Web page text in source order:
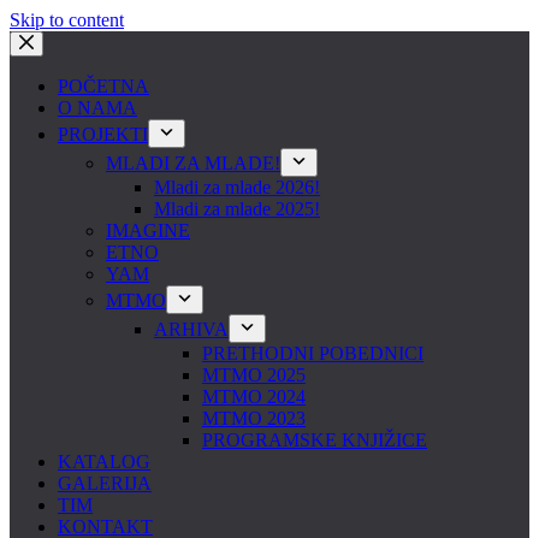
Skip to content
POČETNA
O NAMA
PROJEKTI
MLADI ZA MLADE!
Mladi za mlade 2026!
Mladi za mlade 2025!
IMAGINE
ETNO
YAM
MTMO
ARHIVA
PRETHODNI POBEDNICI
MTMO 2025
MTMO 2024
MTMO 2023
PROGRAMSKE KNJIŽICE
KATALOG
GALERIJA
TIM
KONTAKT